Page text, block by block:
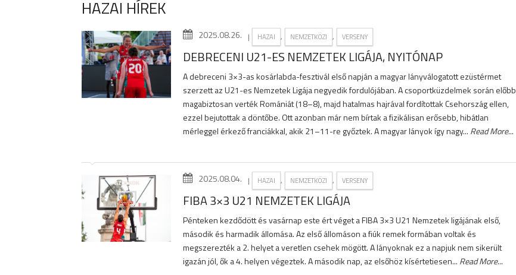
HAZAI HÍREK
2025.08.26. | HAZAI , NEMZETKÖZI , VERSENY
DEBRECENI U21-ES NEMZETEK LIGÁJA, NYITÓNAP
A debreceni 3×3-as kosárlabda-fesztivál első napján a magyar lányválogatott ezüstérmet
szerzett az U21-es Nemzetek Ligája negyedik fordulójában. A csoportküzdelmek során előbb
magabiztosan verték Romániát (18–8), majd hatalmas hajrával fordítottak Csehország ellen,
ezzel bejutottak a döntőbe. Ott azonban már nem bírtak a fizikálisan erősebb, hibátlan
mérleggel érkező franciákkal, akik 21–11-re győztek. A magyar lányok így nagy... Read More...
2025.08.04. | HAZAI , NEMZETKÖZI , VERSENY
FIBA 3×3 U21 NEMZETEK LIGÁJA
Pénteken kezdődött és vasárnap este ért véget a FIBA 3×3 U21 Nemzetek ligájának első,
második és harmadik állomása. Az első állomáson a fiúk remek formában voltak és
megszerezték a 2. helyet a veretlen csehek mögött. A lányoknak ez a napjuk nem sikerült
igazán jól, ők a 4. helyen végeztek. A második nap, az elsőhöz kísértetiesen... Read More...